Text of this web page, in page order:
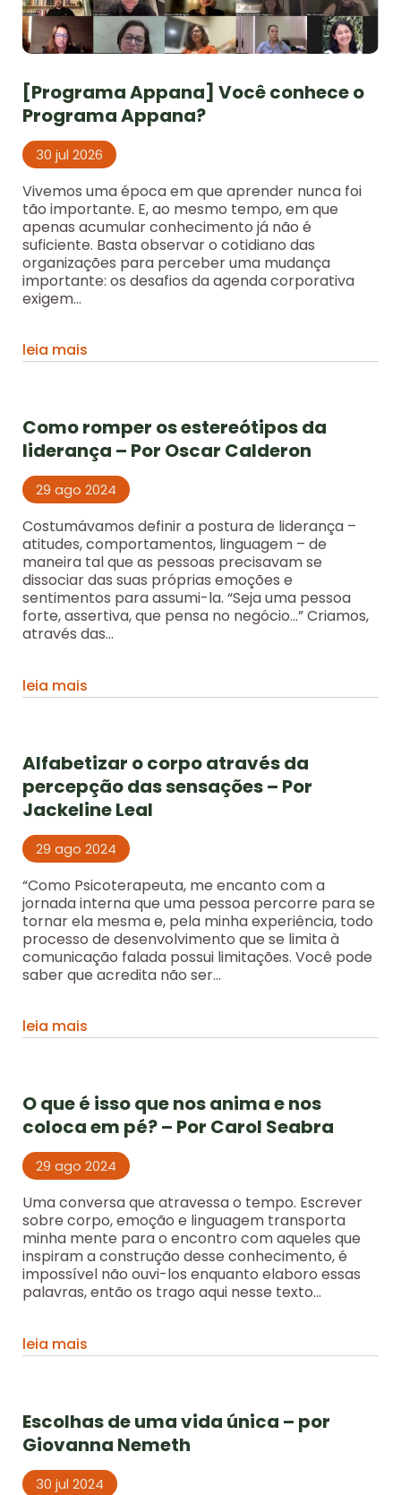
[Programa Appana] Você conhece o
Programa Appana?
30 jul 2026
Vivemos uma época em que aprender nunca foi
tão importante. E, ao mesmo tempo, em que
apenas acumular conhecimento já não é
suficiente. Basta observar o cotidiano das
organizações para perceber uma mudança
importante: os desafios da agenda corporativa
exigem...
leia mais
Como romper os estereótipos da
liderança – Por Oscar Calderon
29 ago 2024
Costumávamos definir a postura de liderança –
atitudes, comportamentos, linguagem – de
maneira tal que as pessoas precisavam se
dissociar das suas próprias emoções e
sentimentos para assumi-la. “Seja uma pessoa
forte, assertiva, que pensa no negócio…” Criamos,
através das...
leia mais
Alfabetizar o corpo através da
percepção das sensações – Por
Jackeline Leal
29 ago 2024
“Como Psicoterapeuta, me encanto com a
jornada interna que uma pessoa percorre para se
tornar ela mesma e, pela minha experiência, todo
processo de desenvolvimento que se limita à
comunicação falada possui limitações. Você pode
saber que acredita não ser...
leia mais
O que é isso que nos anima e nos
coloca em pé? – Por Carol Seabra
29 ago 2024
Uma conversa que atravessa o tempo. Escrever
sobre corpo, emoção e linguagem transporta
minha mente para o encontro com aqueles que
inspiram a construção desse conhecimento, é
impossível não ouvi-los enquanto elaboro essas
palavras, então os trago aqui nesse texto...
leia mais
Escolhas de uma vida única – por
Giovanna Nemeth
30 jul 2024